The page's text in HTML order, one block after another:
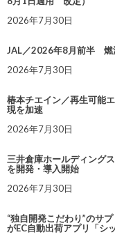
2026年7月30日
JAL／2026年8月前半 燃
2026年7月30日
椿本チエイン／再生可能
現を加速
2026年7月30日
三井倉庫ホールディング
を開発・導入開始
2026年7月30日
“独自開発こだわり”のサ
がEC自動出荷アプリ「シ